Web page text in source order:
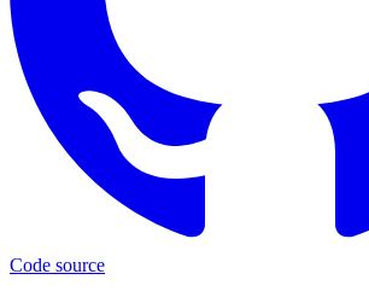
Code source